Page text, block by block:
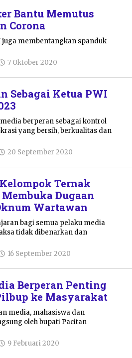
Bantu Memutus
Corona
juga membentangkan spanduk
7 Oktober 2020
Sebagai Ketua PWI
berperan sebagai kontrol
yang bersih, berkualitas dan
20 September 2020
Ternak
Dugaan
Wartawan
bagi semua pelaku media
tidak dibenarkan dan
16 September 2020
Berperan Penting
ke Masyarakat
media, mahasiswa dan
oleh bupati Pacitan
9 Februari 2020